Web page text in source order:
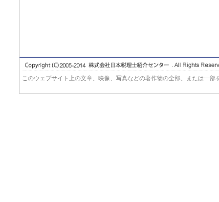
このウェブサイト上の文章、映像、写真などの著作物の全部、または一